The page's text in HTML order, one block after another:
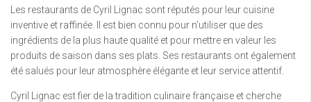
Les restaurants de Cyril Lignac sont réputés pour leur cuisine
inventive et raffinée. Il est bien connu pour n’utiliser que des
ingrédients de la plus haute qualité et pour mettre en valeur les
produits de saison dans ses plats. Ses restaurants ont également
été salués pour leur atmosphère élégante et leur service attentif.
Cyril Lignac est fier de la tradition culinaire française et cherche